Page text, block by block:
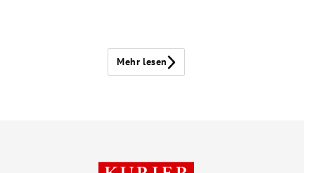
Mehr lesen